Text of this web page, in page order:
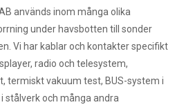
används inom många olika
under havsbotten till sonder
Vi har kablar och kontakter specifikt
radio och telesystem,
termiskt vakuum test, BUS-system i
stålverk och många andra